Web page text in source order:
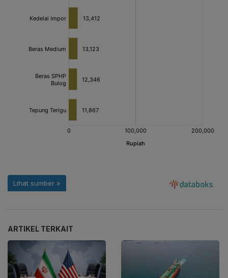
ARTIKEL TERKAIT